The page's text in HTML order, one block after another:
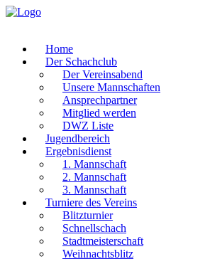
Home
Der Schachclub
Der Vereinsabend
Unsere Mannschaften
Ansprechpartner
Mitglied werden
DWZ Liste
Jugendbereich
Ergebnisdienst
1. Mannschaft
2. Mannschaft
3. Mannschaft
Turniere des Vereins
Blitzturnier
Schnellschach
Stadtmeisterschaft
Weihnachtsblitz